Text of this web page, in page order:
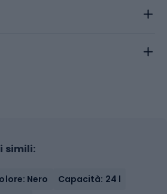
simili:
Nero
Capacità: 24 l